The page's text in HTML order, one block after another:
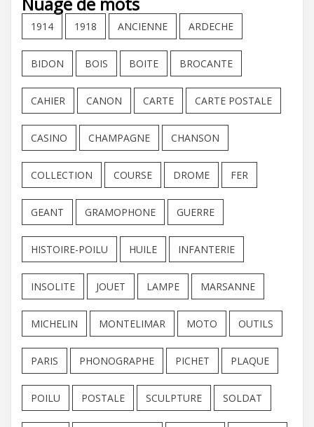
1914 1918 ANCIENNE ARDECHE
BIDON BOIS BOITE BROCANTE
CAHIER CANON CARTE CARTE POSTALE
CASINO CHAMPAGNE CHANSON
COLLECTION COURSE DROME FER
GEANT GRAMOPHONE GUERRE
HISTOIRE-POILU HUILE INFANTERIE
INSOLITE JOUET LAMPE MARSANNE
MICHELIN MONTELIMAR MOTO OUTILS
PARIS PHONOGRAPHE PICHET PLAQUE
POILU POSTALE SCULPTURE SOLDAT